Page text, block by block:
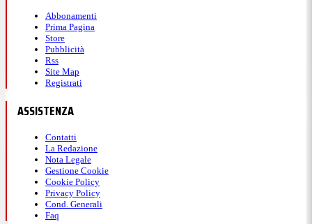
Abbonamenti
Prima Pagina
Store
Pubblicità
Rss
Site Map
Registrati
ASSISTENZA
Contatti
La Redazione
Nota Legale
Gestione Cookie
Cookie Policy
Privacy Policy
Cond. Generali
Faq